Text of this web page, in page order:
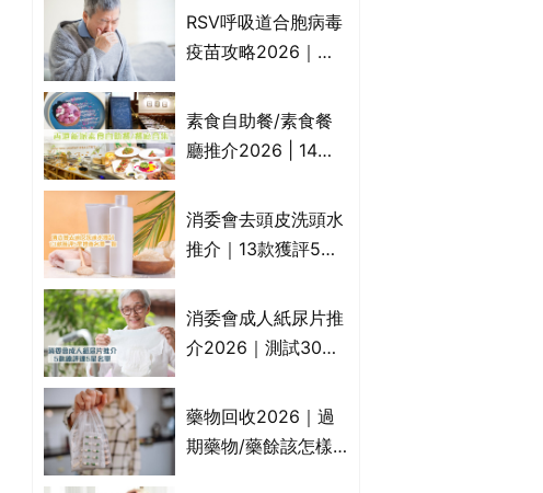
播、風險與預防方法
一文睇
RSV呼吸道合胞病毒
疫苗攻略2026｜
高危？RSV疫苗價錢
比較、打針後反應處
素食自助餐/素食餐
廳推介2026 | 14間
中式/印度/東南亞/港
式/Fusion素食齋菜
消委會去頭皮洗頭水
推介｜13款獲評5星
KLORANE、沙宣、
呂、LUX等上榜｜4
消委會成人紙尿片推
介2026｜測試30款
滲墊防漏表現/回滲/
化學物質檢測等｜5
藥物回收2026｜過
期藥物/藥餘該怎樣